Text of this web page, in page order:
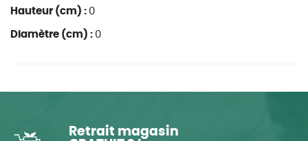
Hauteur (cm) : 0
Diamètre (cm) : 0
Retrait magasin